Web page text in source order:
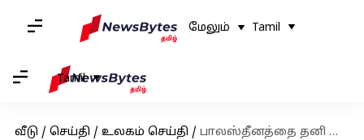
மேலும் Tamil
Tamil
வீடு / செய்தி / உலகம் செய்தி / பாலஸ்தீனத்தை தனி நாடாக அறிவித்த பிரிட்டன் மற்றும் கனடா